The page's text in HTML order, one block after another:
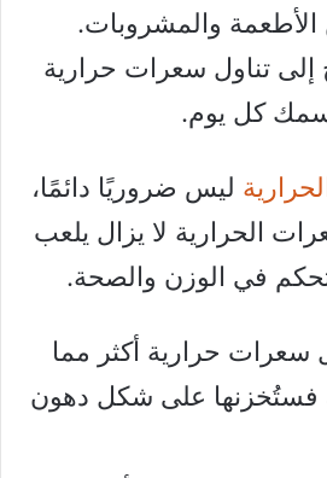
والمشروبات.
إلى تناول سعرات حرارية
كل يوم.
ليس ضروريًا دائمًا،
الحرارية لا يزال يلعب
في الوزن والصحة.
سعرات حرارية أكثر مما
على شكل دهون